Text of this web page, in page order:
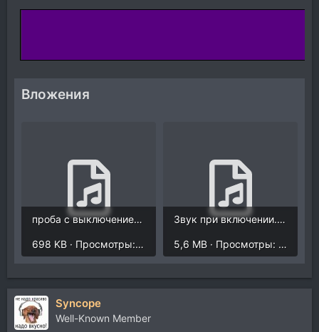
Вложения
проба с выключением.mp3
698 KB · Просмотры: 452
Звук при включении.mp3
5,6 MB · Просмотры: 471
Syncope
Well-Known Member